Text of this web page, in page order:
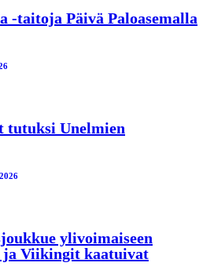
-taitoja Päivä Paloasemalla
Unelmien
ylivoimaiseen
Viikingit kaatuivat